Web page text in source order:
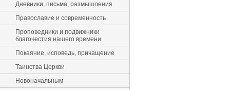
Дневники, письма, размышления
Православие и современность
Проповедники и подвижники
благочестия нашего времени
Покаяние, исповедь, причащение
Таинства Церкви
Новоначальным